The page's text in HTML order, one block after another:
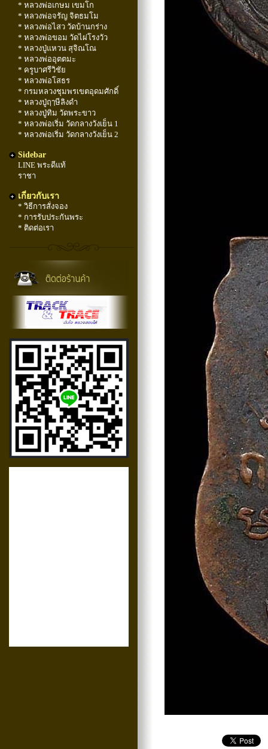
* หลวงพ่อเกษม เขมโก
* หลวงพ่อจรัญ จิตธมโม
* หลวงพ่อไสว วัดบ้านกร่าง
* หลวงพ่อขอม วัดไผ่โรงวัว
* หลวงปู่แหวน สุจิณโณ
* หลวงพ่ออุตตมะ
* ครูบาศรีวิชัย
* หลวงพ่อโสธร
* กรมหลวงชุมพรเขตอุดมศักดิ์
* หลวงปู่ฤๅษีลิงดำ
* หลวงปู่ทิม วัดพระขาว
* หลวงพ่อเริ่ม วัดกลางวังเย็น 1
* หลวงพ่อเริ่ม วัดกลางวังเย็น 2
Sidebar
LINE พระดีแท้
ราชา
เกี่ยวกับเรา
* วิธีการสั่งจอง
* การรับประกันพระ
* ติดต่อเรา